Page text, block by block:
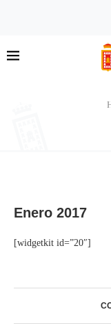
Enero 2017
[widgetkit id=”20″]